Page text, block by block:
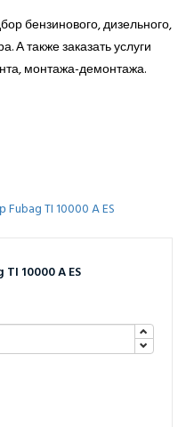
бензинового, дизельного,
А также заказать услуги
монтажа-демонтажа.
10000 A ES